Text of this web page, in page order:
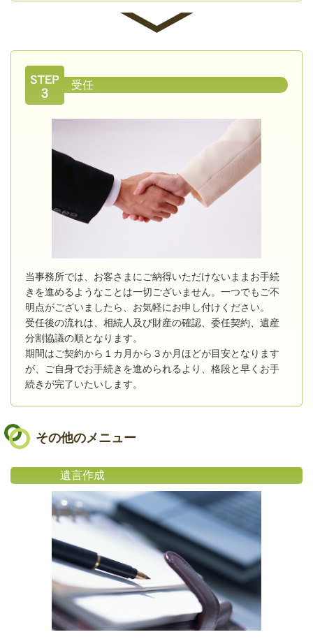
受任
当事務所では、お客さまにご納得いただけないままお手続
きを進めるようなことは一切ございません。一つでもご不
明点がございましたら、お気軽にお申し付けください。
受任後の流れは、相続人及び財産の確認、委任契約、遺産
分割協議の順となります。
期間はご契約から１カ月から３か月ほどが目安となります
が、ご自身でお手続きを進められるより、格段と早くお手
続きが完了いたいします。
その他のメニュー
遺言作成